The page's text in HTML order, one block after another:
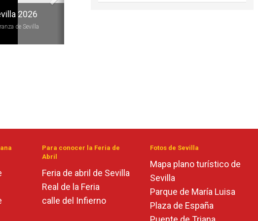
2026
de Sevilla
Para conocer la Feria de
Abril
Feria de abril de Sevilla
Real de la Feria
calle del Infierno
Fotos de Sevilla
Mapa plano turístico de
Sevilla
Parque de María Luisa
Plaza de España